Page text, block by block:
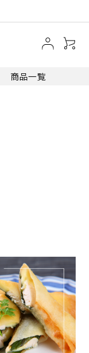
商品一覧
ずにも「チーズと
ル巻き」